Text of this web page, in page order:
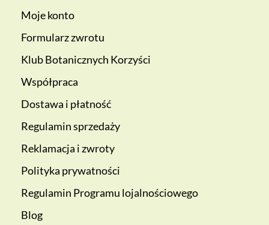
Moje konto
Formularz zwrotu
Klub Botanicznych Korzyści
Współpraca
Dostawa i płatność
Regulamin sprzedaży
Reklamacja i zwroty
Polityka prywatności
Regulamin Programu lojalnościowego
Blog